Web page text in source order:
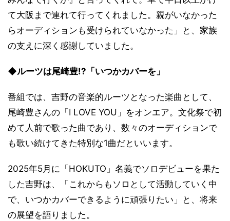
て大阪まで連れて行ってくれました。親がいなかった
らオーディションも受けられていなかった」と、家族
の支えに深く感謝していました。
◆ルーツは尾崎豊!?「いつかカバーを」
番組では、吉野の音楽的ルーツとなった楽曲として、
尾崎豊さんの「I LOVE YOU」をオンエア。文化祭で初
めて人前で歌った曲であり、数々のオーディションで
も歌い続けてきた特別な1曲だといいます。
2025年5月に「HOKUTO」名義でソロデビューを果た
した吉野は、「これからもソロとして活動していく中
で、いつかカバーできるように頑張りたい」と、将来
の展望を語りました。